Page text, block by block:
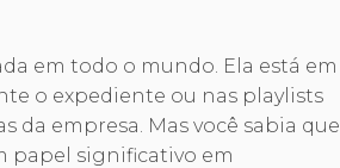
em todo o mundo. Ela está em
o expediente ou nas playlists
da empresa. Mas você sabia que
papel significativo em